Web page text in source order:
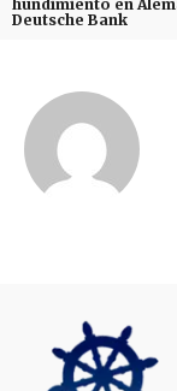
hundimiento en
Deutsche Bank